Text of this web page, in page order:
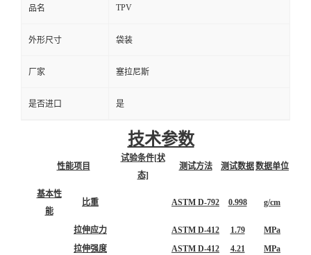
品名 TPV
外形尺寸 袋装
厂家 塞拉尼斯
是否进口 是
技术参数
性能项目
试验条件[状
态]
测试方法 测试数据数据单位
基本性
能
比重 ASTM D-792 0.998 g/cm
拉伸应力 ASTM D-412 1.79
MPa
拉伸强度
ASTM D-412 4.21
MPa